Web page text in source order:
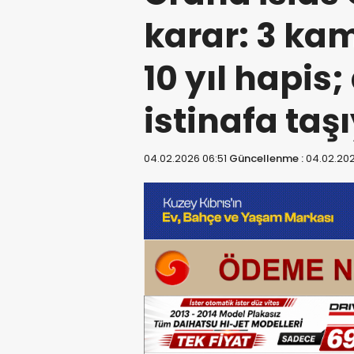
karar: 3
10 yıl
istinafa
04.02.2026 06:51 Güncellenme :